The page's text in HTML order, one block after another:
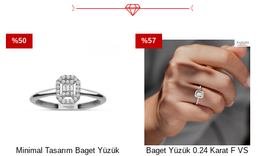
Minimal Tasarım Baget Yüzük
%50
Baget Yüzük 0.24 Karat F VS
%57